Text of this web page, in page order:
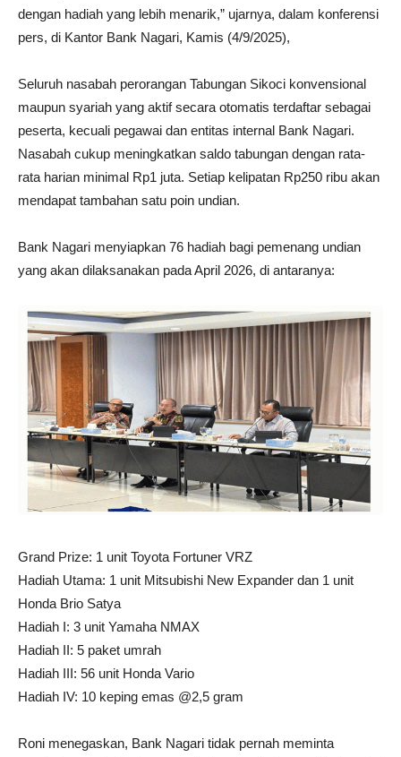
dengan hadiah yang lebih menarik,” ujarnya, dalam konferensi
pers, di Kantor Bank Nagari, Kamis (4/9/2025),
Seluruh nasabah perorangan Tabungan Sikoci konvensional
maupun syariah yang aktif secara otomatis terdaftar sebagai
peserta, kecuali pegawai dan entitas internal Bank Nagari.
Nasabah cukup meningkatkan saldo tabungan dengan rata-
rata harian minimal Rp1 juta. Setiap kelipatan Rp250 ribu akan
mendapat tambahan satu poin undian.
Bank Nagari menyiapkan 76 hadiah bagi pemenang undian
yang akan dilaksanakan pada April 2026, di antaranya:
Grand Prize: 1 unit Toyota Fortuner VRZ
Hadiah Utama: 1 unit Mitsubishi New Expander dan 1 unit
Honda Brio Satya
Hadiah I: 3 unit Yamaha NMAX
Hadiah II: 5 paket umrah
Hadiah III: 56 unit Honda Vario
Hadiah IV: 10 keping emas @2,5 gram
Roni menegaskan, Bank Nagari tidak pernah meminta